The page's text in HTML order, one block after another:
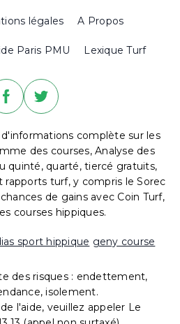
légales A Propos
Paris PMU Lexique Turf
complète sur les
des courses, Analyse des
quinté, quarté, tiercé gratuits,
rapports turf, y compris le Sorec
de gains avec Coin Turf,
courses hippiques.
sport hippique geny course
des risques : endettement,
isolement.
l'aide, veuillez appeler Le